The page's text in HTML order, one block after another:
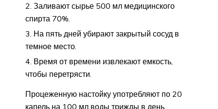
Заливают сырье 500 мл медицинского
спирта 70%.
На пять дней убирают закрытый сосуд в
темное место.
Время от времени извлекают емкость,
чтобы перетрясти.
Процеженную настойку употребляют по 20
капель на 100 мл воды трижды в день.